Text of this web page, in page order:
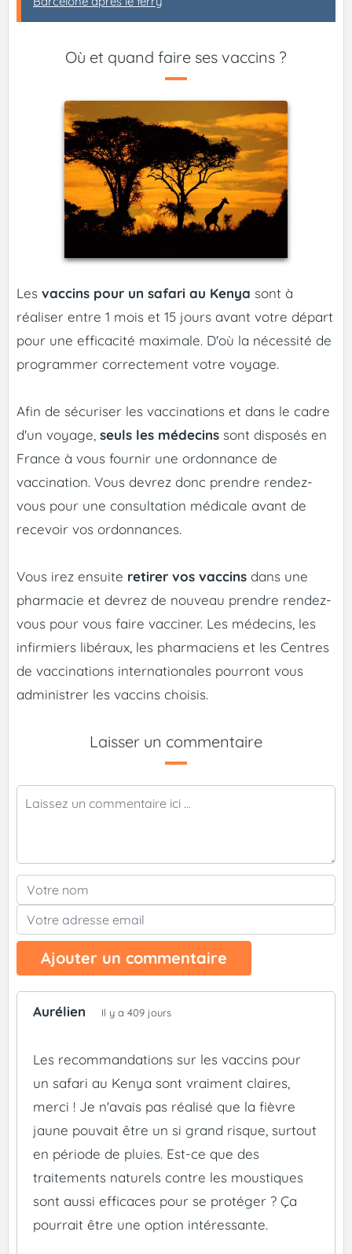
Où et quand faire ses vaccins ?
Les vaccins pour un safari au Kenya sont à
réaliser entre 1 mois et 15 jours avant votre départ
pour une efficacité maximale. D'où la nécessité de
programmer correctement votre voyage.
Afin de sécuriser les vaccinations et dans le cadre
d'un voyage, seuls les médecins sont disposés en
France à vous fournir une ordonnance de
vaccination. Vous devrez donc prendre rendez-
vous pour une consultation médicale avant de
recevoir vos ordonnances.
Vous irez ensuite retirer vos vaccins dans une
pharmacie et devrez de nouveau prendre rendez-
vous pour vous faire vacciner. Les médecins, les
infirmiers libéraux, les pharmaciens et les Centres
de vaccinations internationales pourront vous
administrer les vaccins choisis.
Laisser un commentaire
Ajouter un commentaire
Aurélien Il y a 409 jours
Les recommandations sur les vaccins pour
un safari au Kenya sont vraiment claires,
merci ! Je n'avais pas réalisé que la fièvre
jaune pouvait être un si grand risque, surtout
en période de pluies. Est-ce que des
traitements naturels contre les moustiques
sont aussi efficaces pour se protéger ? Ça
pourrait être une option intéressante.